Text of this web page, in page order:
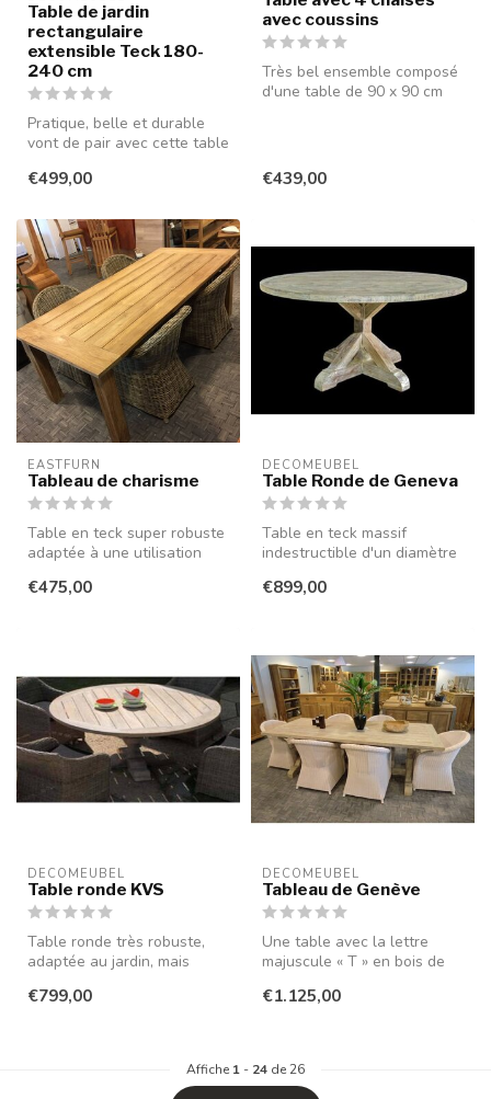
Table de jardin
rectangulaire
extensible Teck 180-
240 cm
Pratique, belle et durable
vont de pair avec cette table
€499,00
avec coussins
Très bel ensemble composé
d'une table de 90 x 90 cm
€439,00
EASTFURN
Tableau de charisme
Table en teck super robuste
adaptée à une utilisation
€475,00
DECOMEUBEL
Table Ronde de Geneva
Table en teck massif
indestructible d'un diamètre
coup...
€899,00
DECOMEUBEL
Table ronde KVS
Table ronde très robuste,
adaptée au jardin, mais
parfaiteme...
€799,00
DECOMEUBEL
Tableau de Genève
Une table avec la lettre
majuscule « T » en bois de
€1.125,00
Affiche 1 - 24 de 26